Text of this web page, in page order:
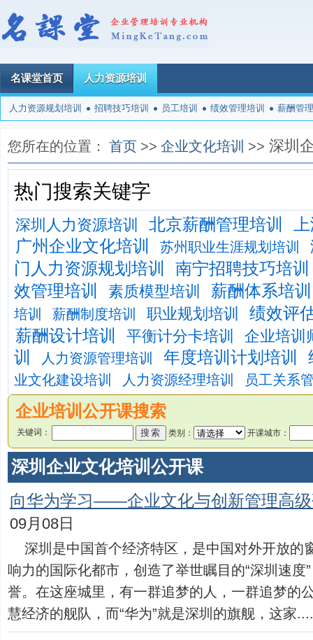
名课堂首页 人力资源培训
人力资源规划培训 招聘技巧培训 员工培训 绩效管理培训 薪酬管
您所在的位置： 首页 >> 企业文化培训 >> 深圳
热门搜索关键字
深圳人力资源培训 北京薪酬管理培训
广州企业文化培训
苏州职业生涯规划培训
门人力资源规划培训
南宁招聘技巧培训
效管理培训
素质模型培训 薪酬体系培训
培训 薪酬制度培训 职业规划培训
绩效评
薪酬设计培训
平衡计分卡培训 企业培训
训 人力资源管理培训 年度培训计划培训
业文化建设培训 人力资源经理培训 员工关系
企业培训公开课搜索
关键词： 类别： 开课城市：
深圳企业文化培训公开课
向华为学习——企业文化与创新管理高
09月08日
深圳是中国首个经济特区，是中国对外开放的
响力的国际化都市，创造了举世瞩目的“深圳速度
誉。在这座城里，有一群追梦的人，一群追梦的
慧经济的舰队，而“华为”就是深圳的旗舰，这家